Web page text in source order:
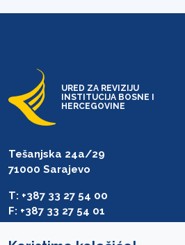
URED ZA REVIZIJU
INSTITUCIJA BOSNE I
HERCEGOVINE
Tešanjska 24a/29
71000 Sarajevo
T: +387 33 27 54 00
F: +387 33 27 54 01